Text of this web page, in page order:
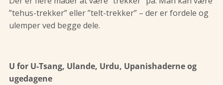
”tehus-trekker” eller ”telt-trekker” – der er fordele og
ulemper ved begge dele.
U for U-Tsang, Ulande, Urdu, Upanishaderne og
ugedagene